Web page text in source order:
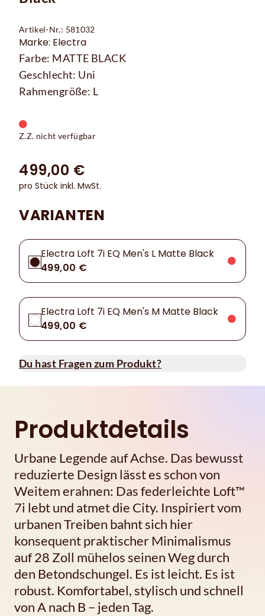
Artikel-Nr.: 581032
Marke: Electra
Farbe: MATTE BLACK
Geschlecht: Uni
Rahmengröße: L
Z.Z. nicht verfügbar
499,00 €
pro Stück inkl. MwSt.
VARIANTEN
Electra Loft 7i EQ Men's L Matte Black
499,00 €
Electra Loft 7i EQ Men's M Matte Black
499,00 €
Du hast Fragen zum Produkt?
Produktdetails
Urbane Legende auf Achse. Das bewusst
reduzierte Design lässt es schon von
Weitem erahnen: Das federleichte Loft™
7i lebt und atmet die City. Inspiriert vom
urbanen Treiben bahnt sich hier
konsequent praktischer Minimalismus
auf 28 Zoll mühelos seinen Weg durch
den Betondschungel. Es ist leicht. Es ist
robust. Komfortabel, stylisch und schnell
von A nach B – jeden Tag.